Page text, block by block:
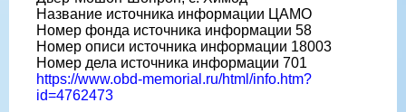
Название источника информации ЦАМО
Номер фонда источника информации 58
Номер описи источника информации 18003
Номер дела источника информации 701
https://www.obd-memorial.ru/html/info.htm?
id=4762473